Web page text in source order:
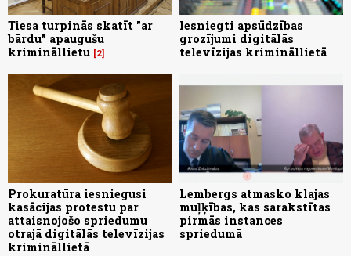
Tiesa turpinās skatīt "ar
bārdu" apaugušu
krimināllietu 2
Iesniegti apsūdzības
grozījumi digitālās
televīzijas krimināllietā
Prokuratūra iesniegusi
kasācijas protestu par
attaisnojošo spriedumu
otrajā digitālās televīzijas
krimināllietā
Lembergs atmasko klajas
muļķības, kas sarakstītas
pirmās instances
spriedumā